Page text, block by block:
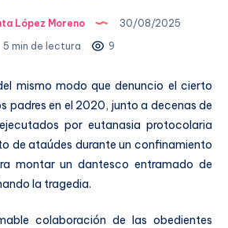
López Moreno
30/08/2025
5 min de lectura
9
mismo modo que denuncio el cierto
padres en el 2020, junto a decenas de
por eutanasia protocolaria
de ataúdes durante un confinamiento
montar un dantesco entramado de
la tragedia.
colaboración de las obedientes